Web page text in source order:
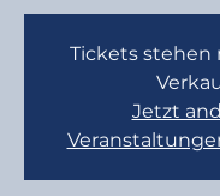
Tickets stehen
Jetzt